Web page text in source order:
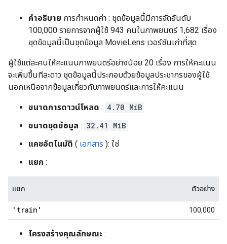
คำอธิบาย การกำหนดค่า : ชุดข้อมูลนี้มีการจัดอันดับ
100,000 รายการจากผู้ใช้ 943 คนในภาพยนตร์ 1,682 เรื่อง
ชุดข้อมูลนี้เป็นชุดข้อมูล MovieLens เวอร์ชันเก่าที่สุด
ผู้ใช้แต่ละคนให้คะแนนภาพยนตร์อย่างน้อย 20 เรื่อง การให้คะแนน
จะเพิ่มขึ้นทีละดาว ชุดข้อมูลนี้ประกอบด้วยข้อมูลประชากรของผู้ใช้
นอกเหนือจากข้อมูลเกี่ยวกับภาพยนตร์และการให้คะแนน
ขนาดการดาวน์โหลด : 4.70 MiB
ขนาดชุดข้อมูล : 32.41 MiB
แคชอัตโนมัติ ( เอกสาร ): ใช่
แยก :
แยก ตัวอย่าง
'train' 100,000
โครงสร้างคุณลักษณะ :